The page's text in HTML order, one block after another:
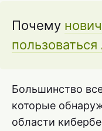
Почему
Большинство
которые
области